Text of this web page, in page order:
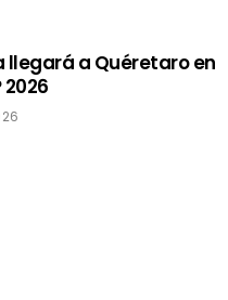
llegará a Quéretaro en
2026